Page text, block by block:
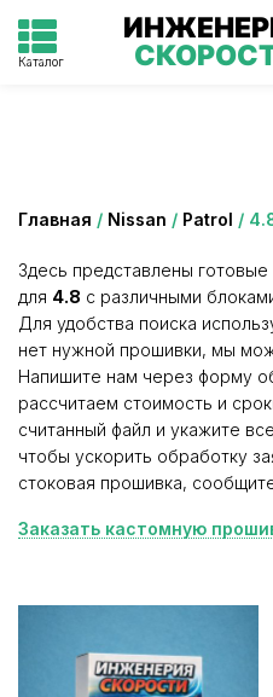
Каталог
Главная / Nissan / Patrol /
Здесь представлены
для 4.8 с различными
Для удобства поиска
нет нужной прошивки, мы
Напишите нам через форму
рассчитаем стоимость и
считанный файл и укажите
чтобы ускорить обработку
стоковая прошивка,
Заказать кастомную